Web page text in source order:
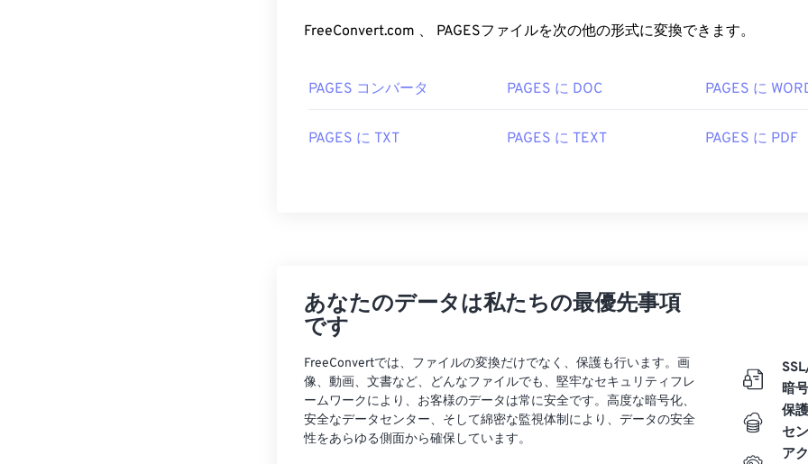
FreeConvert.com 、 PAGESファイルを次の他の形式に変換できます。
PAGES コンバータ PAGES に DOC PAGES に
PAGES に TXT PAGES に TEXT PAGES に PDF
あなたのデータは私たちの最優先事項
です
FreeConvertでは、ファイルの変換だけでなく、保護も行います。画
像、動画、文書など、どんなファイルでも、堅牢なセキュリティフレ
ームワークにより、お客様のデータは常に安全です。高度な暗号化、
安全なデータセンター、そして綿密な監視体制により、データの安全
性をあらゆる側面から確保しています。
暗
保
セ
ア